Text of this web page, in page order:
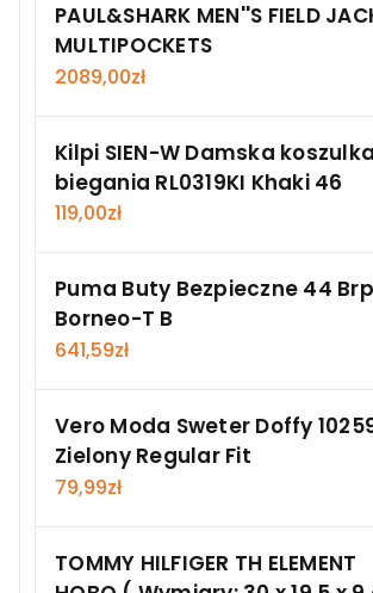
PAUL&SHARK MEN''S FIELD
MULTIPOCKETS
2089,00zł
Kilpi SIEN-W Damska
biegania RL0319KI Khaki 46
119,00zł
Puma Buty Bezpieczne 44
Borneo-T B
641,59zł
Vero Moda Sweter Doffy
Zielony Regular Fit
79,99zł
TOMMY HILFIGER TH ELEMENT